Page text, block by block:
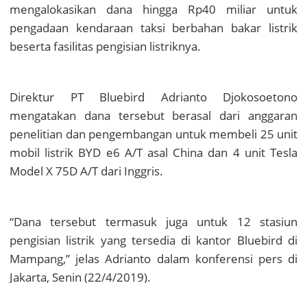
mengalokasikan dana hingga Rp40 miliar untuk
pengadaan kendaraan taksi berbahan bakar listrik
beserta fasilitas pengisian listriknya.
Direktur PT Bluebird Adrianto Djokosoetono
mengatakan dana tersebut berasal dari anggaran
penelitian dan pengembangan untuk membeli 25 unit
mobil listrik BYD e6 A/T asal China dan 4 unit Tesla
Model X 75D A/T dari Inggris.
“Dana tersebut termasuk juga untuk 12 stasiun
pengisian listrik yang tersedia di kantor Bluebird di
Mampang,” jelas Adrianto dalam konferensi pers di
Jakarta, Senin (22/4/2019).